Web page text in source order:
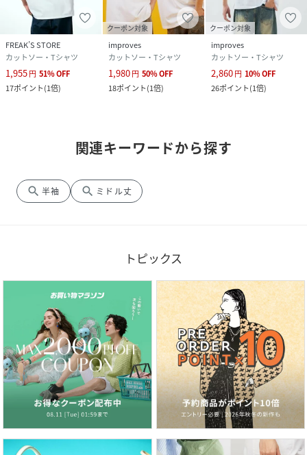
FREAK’S STORE
カットソー・Tシャツ
1,955円 51%OFF
17ポイント(1倍)
クーポン対象
improves
カットソー・Tシャツ
1,980円 50%OFF
18ポイント(1倍)
クーポン対象
improves
カットソー・Tシャツ
2,860円 10%OFF
26ポイント(1倍)
関連キーワードから探す
search 半袖 search ミドル丈
トピックス